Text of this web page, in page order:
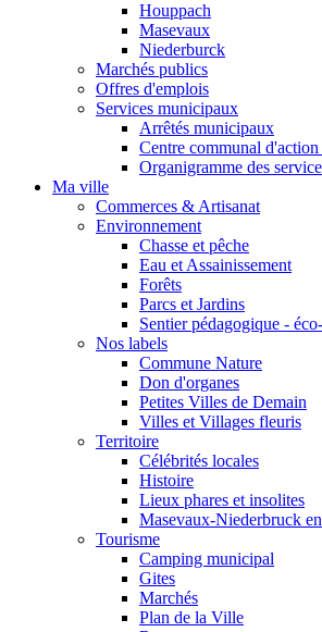
Houppach
Masevaux
Niederburck
Marchés publics
Offres d'emplois
Services municipaux
Arrêtés municipaux
Centre communal d'action
Organigramme des
Ma ville
Commerces & Artisanat
Environnement
Chasse et pêche
Eau et Assainissement
Forêts
Parcs et Jardins
Sentier pédagogique -
Nos labels
Commune Nature
Don d'organes
Petites Villes de Demain
Villes et Villages fleuris
Territoire
Célébrités locales
Histoire
Lieux phares et insolites
Masevaux-Niederbruck
Tourisme
Camping municipal
Gites
Marchés
Plan de la Ville